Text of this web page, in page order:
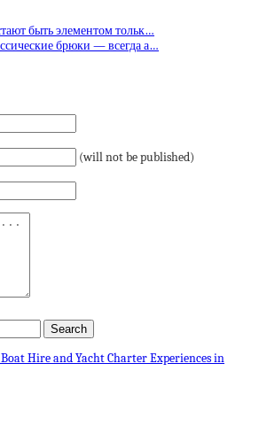
быть элементом тольк…
брюки — всегда а…
(will not be published)
Hire and Yacht Charter Experiences in